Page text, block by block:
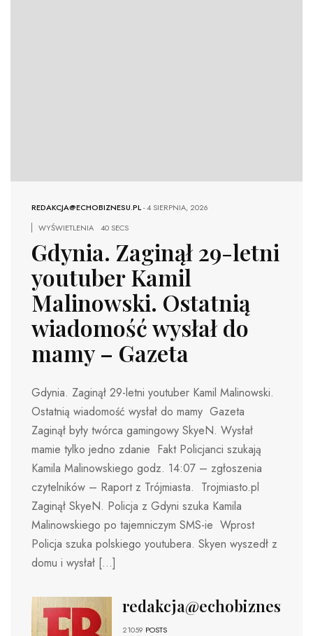
REDAKCJA@ECHOBIZNESU.PL-4 SIERPNIA, 2026
WYŚWIETLENIA
40 SECS
Gdynia. Zaginął 29-letni
youtuber Kamil
Malinowski. Ostatnią
wiadomość wysłał do
mamy – Gazeta
Gdynia. Zaginął 29-letni youtuber Kamil Malinowski.
Ostatnią wiadomość wysłał do mamy Gazeta
Zaginął były twórca gamingowy SkyeN. Wysłał
mamie tylko jedno zdanie Fakt Policjanci szukają
Kamila Malinowskiego godz. 14:07 – zgłoszenia
czytelników – Raport z Trójmiasta. Trojmiasto.pl
Zaginął SkyeN. Policja z Gdyni szuka Kamila
Malinowskiego po tajemniczym SMS-ie Wprost
Policja szuka polskiego youtubera. Skyen wyszedł z
domu i wysłał […]
redakcja@echobiznesu.pl
21059 POSTS